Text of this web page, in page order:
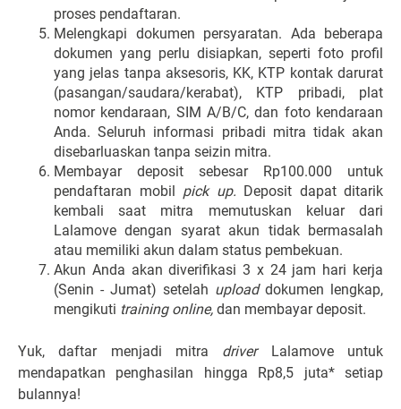
proses pendaftaran.
Melengkapi dokumen persyaratan. Ada beberapa
dokumen yang perlu disiapkan, seperti foto profil
yang jelas tanpa aksesoris, KK, KTP kontak darurat
(pasangan/saudara/kerabat), KTP pribadi, plat
nomor kendaraan, SIM A/B/C, dan foto kendaraan
Anda. Seluruh informasi pribadi mitra tidak akan
disebarluaskan tanpa seizin mitra.
Membayar deposit sebesar Rp100.000 untuk
pendaftaran mobil pick up. Deposit dapat ditarik
kembali saat mitra memutuskan keluar dari
Lalamove dengan syarat akun tidak bermasalah
atau memiliki akun dalam status pembekuan.
Akun Anda akan diverifikasi 3 x 24 jam hari kerja
(Senin - Jumat) setelah upload dokumen lengkap,
mengikuti training online, dan membayar deposit.
Yuk, daftar menjadi mitra driver
Lalamove untuk
mendapatkan penghasilan hingga Rp8,5 juta* setiap
bulannya!